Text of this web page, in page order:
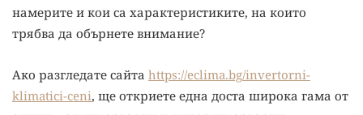
намерите и кои са характеристиките, на които
трябва да обърнете внимание?
Ако разгледате сайта https://eclima.bg/invertorni-
klimatici-ceni, ще откриете една доста широка гама от